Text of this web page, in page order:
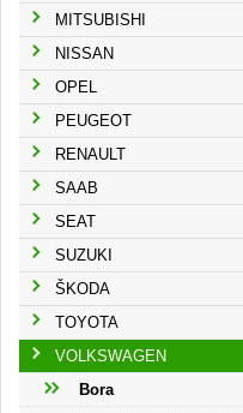
MITSUBISHI
NISSAN
OPEL
PEUGEOT
RENAULT
SAAB
SEAT
SUZUKI
ŠKODA
TOYOTA
VOLKSWAGEN
Bora